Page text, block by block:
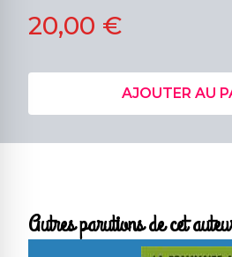
20,00 €
AJOUTER AU
Autres parutions de cet